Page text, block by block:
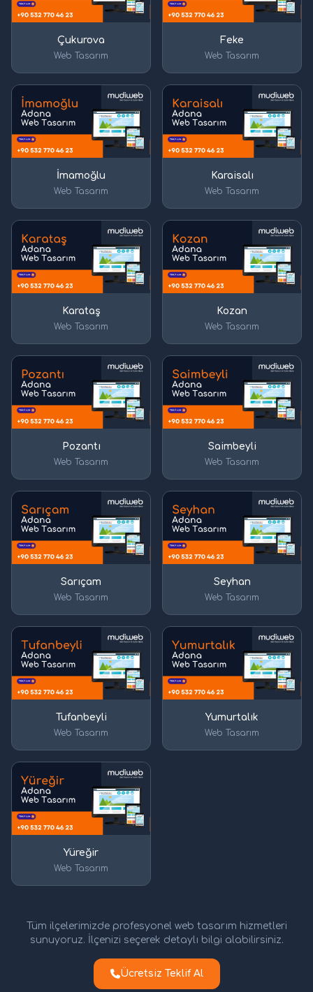
Çukurova
Web Tasarım
Feke
Web Tasarım
İmamoğlu
Web Tasarım
Karaisalı
Web Tasarım
Karataş
Web Tasarım
Kozan
Web Tasarım
Pozantı
Web Tasarım
Saimbeyli
Web Tasarım
Sarıçam
Web Tasarım
Seyhan
Web Tasarım
Tufanbeyli
Web Tasarım
Yumurtalık
Web Tasarım
Yüreğir
Web Tasarım
Tüm ilçelerimizde profesyonel web tasarım hizmetleri
sunuyoruz. İlçenizi seçerek detaylı bilgi alabilirsiniz.
Ücretsiz Teklif Al